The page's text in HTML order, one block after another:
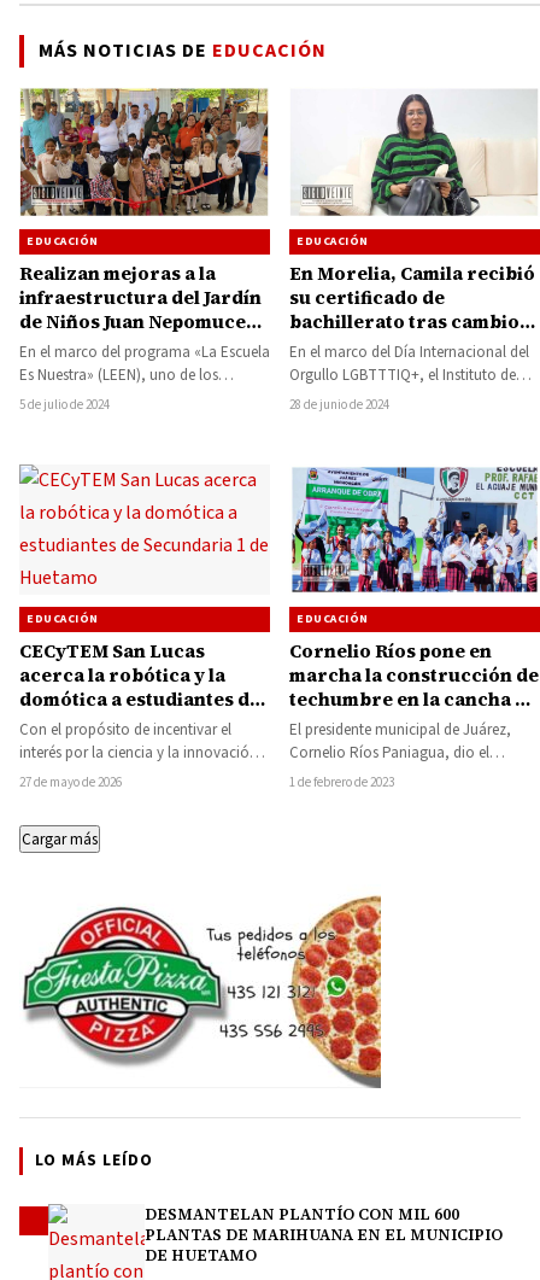
MÁS NOTICIAS DE EDUCACIÓN
EDUCACIÓN
Realizan mejoras a la
infraestructura del Jardín
de Niños Juan Nepomuceno
Adorno de La Parota
En el marco del programa «La Escuela
Es Nuestra» (LEEN), uno de los
Programas para el Bienestar del…
5 de julio de 2024
EDUCACIÓN
En Morelia, Camila recibió
su certificado de
bachillerato tras cambio
de identidad de género
En el marco del Día Internacional del
Orgullo LGBTTTIQ+, el Instituto de
Educación Media Superior y Superior
28 de junio de 2024
EDUCACIÓN
CECyTEM San Lucas
acerca la robótica y la
domótica a estudiantes de
Secundaria 1 de Huetamo
Con el propósito de incentivar el
interés por la ciencia y la innovación
tecnológica entre las nuevas
27 de mayo de 2026
EDUCACIÓN
Cornelio Ríos pone en
marcha la construcción de
techumbre en la cancha de
usos múltiples en la
Escuela Primaria Rural
Profr. Rafael Ramírez
El presidente municipal de Juárez,
Cornelio Ríos Paniagua, dio el
banderazo de arranque para la
1 de febrero de 2023
Cargar más
LO MÁS LEÍDO
DESMANTELAN PLANTÍO CON MIL 600
PLANTAS DE MARIHUANA EN EL MUNICIPIO
DE HUETAMO